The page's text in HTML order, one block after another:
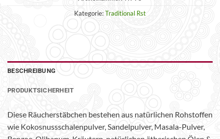
Kategorie:Traditional Rst
BESCHREIBUNG
PRODUKTSICHERHEIT
Diese Räucherstäbchen bestehen aus natürlichen Rohstoffen
wie Kokosnussschalenpulver, Sandelpulver, Masala-Pulver,